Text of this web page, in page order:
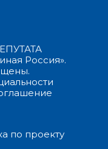
Россия».
по проекту